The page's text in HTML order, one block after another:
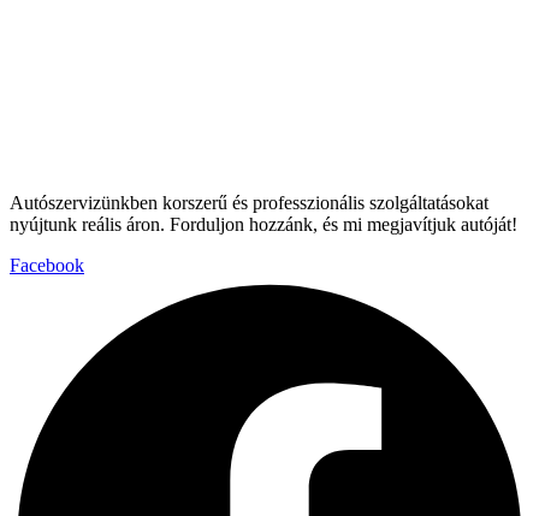
Autószervizünkben korszerű és professzionális szolgáltatásokat
nyújtunk reális áron. Forduljon hozzánk, és mi megjavítjuk autóját!
Facebook